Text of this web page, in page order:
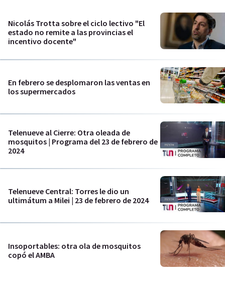
Nicolás Trotta sobre el ciclo lectivo "El
estado no remite a las provincias el
incentivo docente"
En febrero se desplomaron las ventas en
los supermercados
Telenueve al Cierre: Otra oleada de
mosquitos | Programa del 23 de febrero de
2024
Telenueve Central: Torres le dio un
ultimátum a Milei | 23 de febrero de 2024
Insoportables: otra ola de mosquitos
copó el AMBA